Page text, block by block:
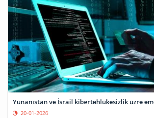
Yunanıstan və İsrail kibertəhlükəsizlik üzrə
20-01-2026